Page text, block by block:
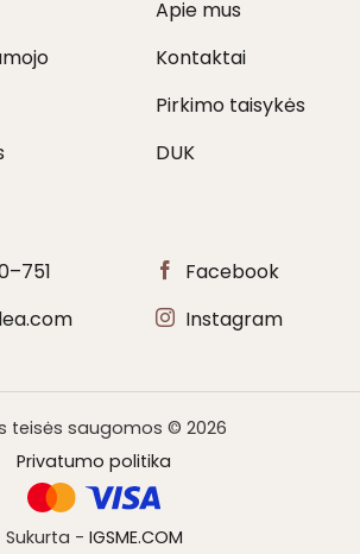
Apie mus
Kontaktai
Pirkimo taisykės
DUK
Facebook
Instagram
teisės saugomos © 2026
Privatumo politika
Sukurta - IGSME.COM